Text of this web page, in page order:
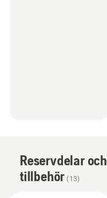
Reservdelar och
tillbehör (13)